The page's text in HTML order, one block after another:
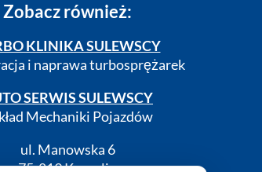
Zobacz również:
KLINIKA SULEWSCY
i naprawa turbosprężarek
SERWIS SULEWSCY
Mechaniki Pojazdów
ul. Manowska 6
75-819 Koszalin